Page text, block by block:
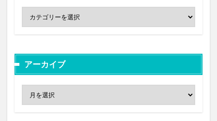
アーカイブ